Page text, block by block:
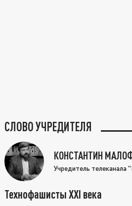
СЛОВО УЧРЕДИТЕЛЯ
КОНСТАНТИН
Учредитель телеканала
Технофашисты XXI века